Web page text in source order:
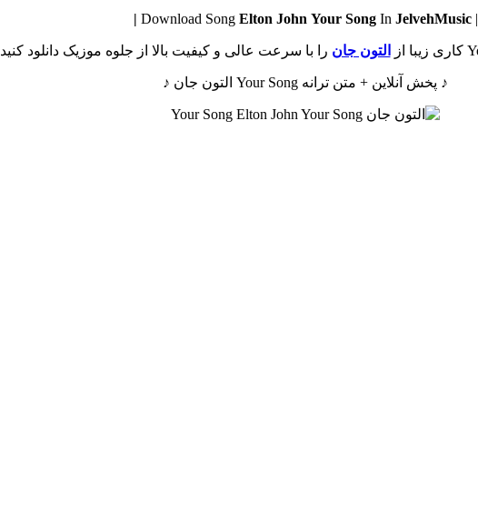
| Download Song
Elton John Your SongIn JelvehMusic |
التون جان را با سرعت عالی و کیفیت بالا از جلوه موزیک دانلود کنید
♪ پخش آنلاین + متن ترانه Your Song التون جان ♪